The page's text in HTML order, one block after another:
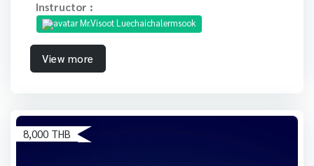
Instructor :
Mr.Visoot Luechaichalermsook
View more
8,000 THB